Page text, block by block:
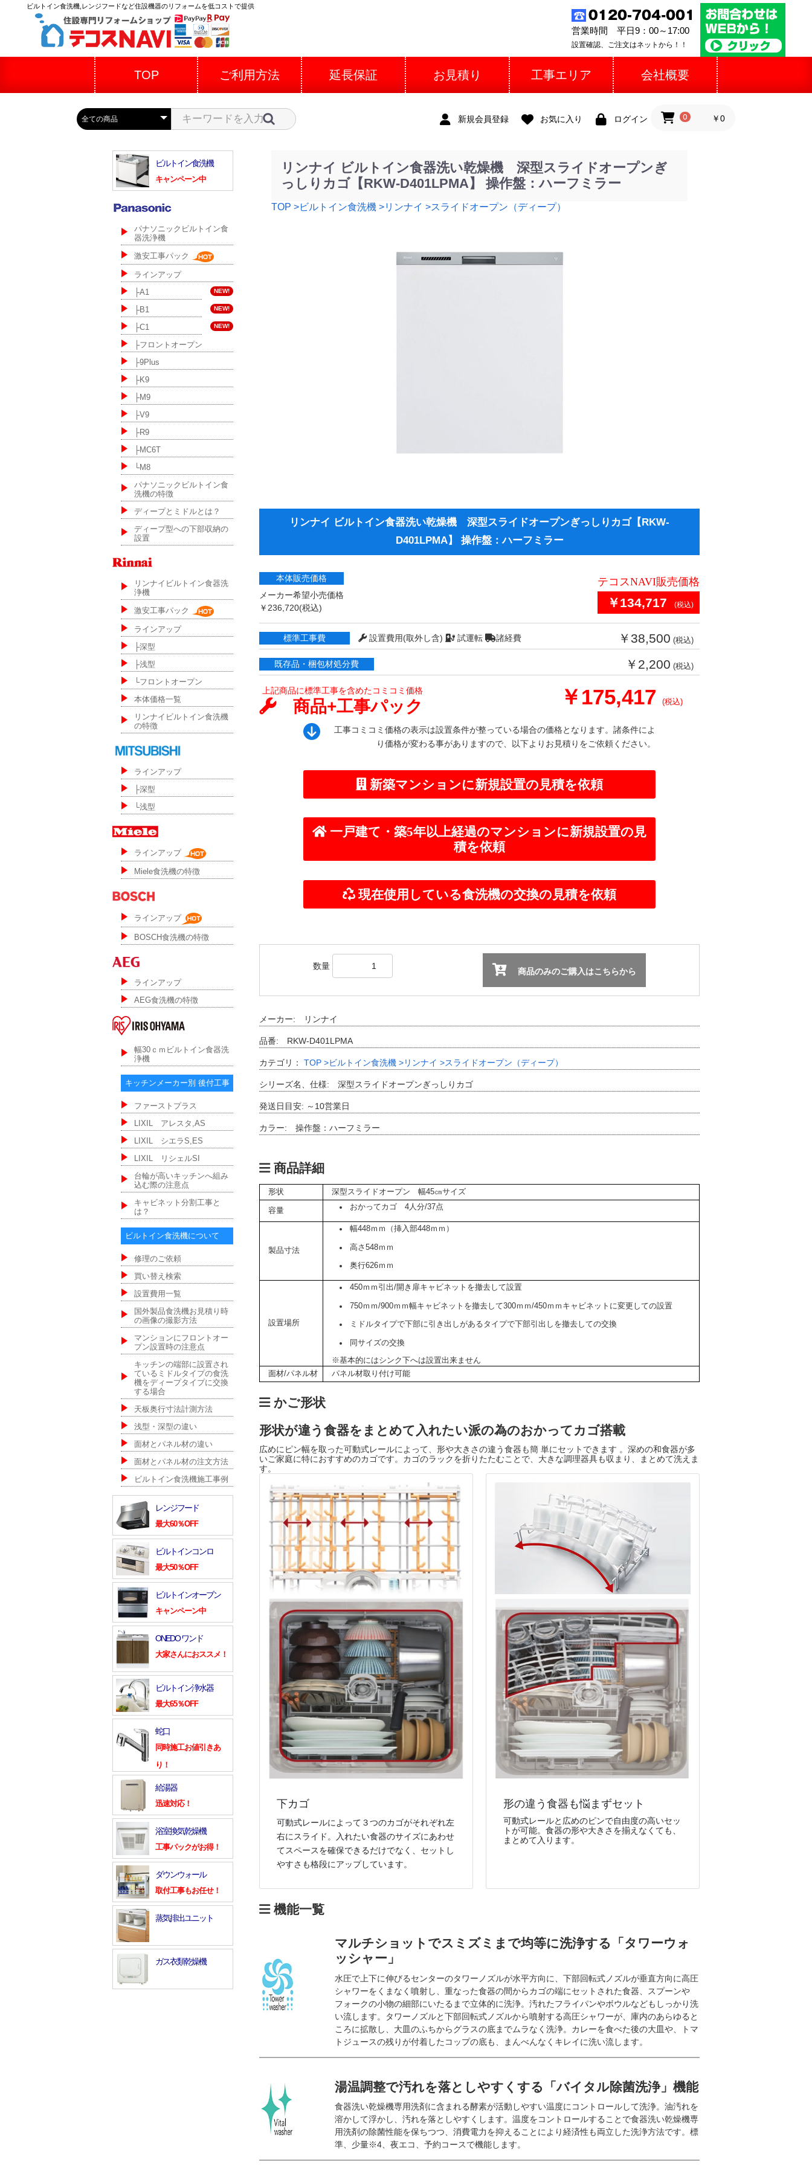
ビルトイン食洗機,レンジフードなど住設機器のリフォームを低コストで提供
営業時間 平日9：00～17:00
設置確認、ご注文はネットから！！
TOP ご利用方法 延長保証 お見積り 工事エリア 会社概要
新規会員登録 お気に入り ログイン 0 ￥0
ビルトイン食洗機
キャンペーン中
パナソニックビルトイン食
器洗浄機
激安工事パック
ラインアップ
├A1 NEW!
├B1 NEW!
├C1 NEW!
├フロントオープン
├9Plus
├K9
├M9
├V9
├R9
├MC6T
└M8
パナソニックビルトイン食
洗機の特徴
ディープとミドルとは？
ディープ型への下部収納の
設置
リンナイビルトイン食器洗
浄機
激安工事パック
ラインアップ
├深型
├浅型
└フロントオープン
本体価格一覧
リンナイビルトイン食洗機
の特徴
ラインアップ
├深型
└浅型
ラインアップ
Miele食洗機の特徴
ラインアップ
BOSCH食洗機の特徴
ラインアップ
AEG食洗機の特徴
幅30ｃｍビルトイン食器洗
浄機
キッチンメーカー別 後付工事
ファーストプラス
LIXIL アレスタ,AS
LIXIL シエラS,ES
LIXIL リシェルSI
台輪が高いキッチンへ組み
込む際の注意点
キャビネット分割工事と
は？
ビルトイン食洗機について
修理のご依頼
買い替え検索
設置費用一覧
国外製品食洗機お見積り時
の画像の撮影方法
マンションにフロントオー
プン設置時の注意点
キッチンの端部に設置され
ているミドルタイプの食洗
機をディープタイプに交換
する場合
天板奥行寸法計測方法
浅型・深型の違い
面材とパネル材の違い
面材とパネル材の注文方法
ビルトイン食洗機施工事例
レンジフード
最大60％OFF
ビルトインコンロ
最大50％OFF
ビルトインオーブン
キャンペーン中
ONEDO ワンド
大家さんにおススメ！
ビルトイン浄水器
最大65％OFF
蛇口
同時施工お値引きあ
り！
給湯器
迅速対応！
浴室換気乾燥機
工事パックがお得！
ダウンウォール
取付工事もお任せ！
蒸気排出ユニット
ガス衣類乾燥機
リンナイ ビルトイン食器洗い乾燥機 深型スライドオープンぎ
っしりカゴ【RKW-D401LPMA】 操作盤：ハーフミラー
TOP >ビルトイン食洗機 >リンナイ >スライドオープン（ディープ）
リンナイ ビルトイン食器洗い乾燥機 深型スライドオープンぎっしりカゴ【RKW-
D401LPMA】 操作盤：ハーフミラー
本体販売価格
メーカー希望小売価格
￥236,720(税込)
テコスNAVI販売価格
￥134,717 (税込)
標準工事費 設置費用(取外し含) 試運転 諸経費 ￥38,500 (税込)
既存品・梱包材処分費 ￥2,200 (税込)
上記商品に標準工事を含めたコミコミ価格
商品+工事パック ￥175,417(税込)
工事コミコミ価格の表示は設置条件が整っている場合の価格となります。諸条件によ
り価格が変わる事がありますので、以下よりお見積りをご依頼ください。
数量
商品のみのご購入はこちらから
メーカー: リンナイ
品番: RKW-D401LPMA
カテゴリ： TOP >ビルトイン食洗機 >リンナイ >スライドオープン（ディープ）
シリーズ名、仕様: 深型スライドオープンぎっしりカゴ
発送日目安: ～10営業日
カラー: 操作盤：ハーフミラー
商品詳細
形状 深型スライドオープン 幅45㎝サイズ
容量 おかってカゴ 4人分/37点
製品寸法
幅448ｍｍ（挿入部448ｍｍ）
高さ548ｍｍ
奥行626ｍｍ
設置場所
450ｍｍ引出/開き扉キャビネットを撤去して設置
750ｍｍ/900ｍｍ幅キャビネットを撤去して300ｍｍ/450ｍｍキャビネットに変更しての設置
ミドルタイプで下部に引き出しがあるタイプで下部引出しを撤去しての交換
同サイズの交換
※基本的にはシンク下へは設置出来ません
面材/パネル材
パネル材取り付け可能
かご形状
形状が違う食器をまとめて入れたい派の為のおかってカゴ搭載
広めにピン幅を取った可動式レールによって、形や大きさの違う食器も簡 単にセットできます 。深めの和食器が多
いご家庭に特におすすめのカゴです。カゴのラックを折りたたむことで、大きな調理器具も収まり、まとめて洗えま
す。
下カゴ
可動式レールによって３つのカゴがそれぞれ左
右にスライド。入れたい食器のサイズにあわせ
てスペースを確保できるだけでなく、セットし
やすさも格段にアップしています。
形の違う食器も悩まずセット
可動式レールと広めのピンで自由度の高いセッ
トが可能。食器の形や大きさを揃えなくても、
まとめて入ります。
機能一覧
マルチショットでスミズミまで均等に洗浄する「タワーウォ
ッシャー」
水圧で上下に伸びるセンターのタワーノズルが水平方向に、下部回転式ノズルが垂直方向に高圧
シャワーをくまなく噴射し、重なった食器の間からカゴの端にセットされた食器、スプーンや
フォークの小物の細部にいたるまで立体的に洗浄。汚れたフライパンやボウルなどもしっかり洗
い流します。タワーノズルと下部回転式ノズルから噴射する高圧シャワーが、庫内のあらゆると
ころに拡散し、大皿のふちからグラスの底までムラなく洗浄。カレーを食べた後の大皿や、トマ
トジュースの残りが付着したコップの底も、まんべんなくキレイに洗い流します。
湯温調整で汚れを落としやすくする「バイタル除菌洗浄」機能
食器洗い乾燥機専用洗剤に含まれる酵素が活動しやすい温度にコントロールして洗浄。油汚れを
溶かして浮かし、汚れを落としやすくします。温度をコントロールすることで食器洗い乾燥機専
用洗剤の除菌性能を保ちつつ、消費電力を抑えることにより経済性も両立した洗浄方法です。標
準、少量※4、夜エコ、予約コースで機能します。